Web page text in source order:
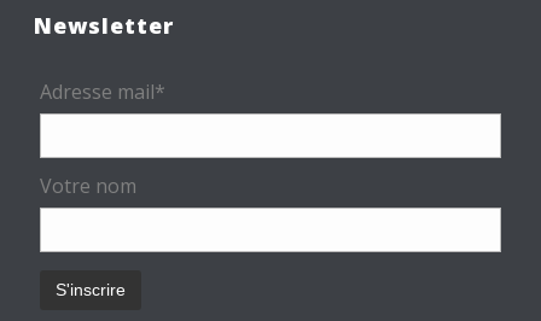
Newsletter
Adresse mail*
Votre nom